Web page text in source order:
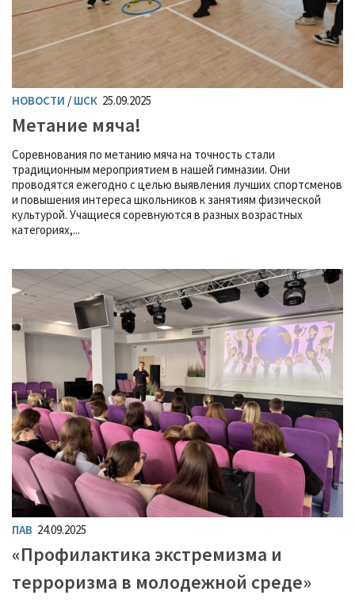
НОВОСТИ / ШСК 25.09.2025
Метание мяча!
Соревнования по метанию мяча на точность стали
традиционным мероприятием в нашей гимназии. Они
проводятся ежегодно с целью выявления лучших спортсменов
и повышения интереса школьников к занятиям физической
культурой. Учащиеся соревнуются в разных возрастных
категориях,...
ПАВ 24.09.2025
«Профилактика экстремизма и
терроризма в молодежной среде»